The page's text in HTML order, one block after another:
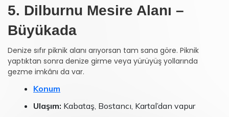
5. Dilburnu Mesire Alanı –
Büyükada
Denize sıfır piknik alanı arıyorsan tam sana göre. Piknik
yaptıktan sonra denize girme veya yürüyüş yollarında
gezme imkânı da var.
Konum
Ulaşım: Kabataş, Bostancı, Kartal’dan vapur